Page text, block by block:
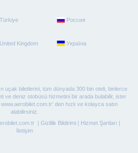
Türkiye Россия
United Kingdom Україна
uçak biletlerini, tüm dünyada 300 bin oteli, binlerce
ve deniz otobüsü hizmetini bir arada bulabilir, ister
den hızlı ve kolayca satın
alabilirsiniz.
| Gizlilik Bildirimi Hizmet Şartları
İletişim